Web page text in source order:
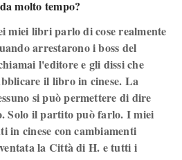
molto tempo?
miei libri parlo di cose realmente
arrestarono i boss del
l'editore e gli dissi che
il libro in cinese. La
si può permettere di dire
Solo il partito può farlo. I miei
in cinese con cambiamenti
la Città di H. e tutti i